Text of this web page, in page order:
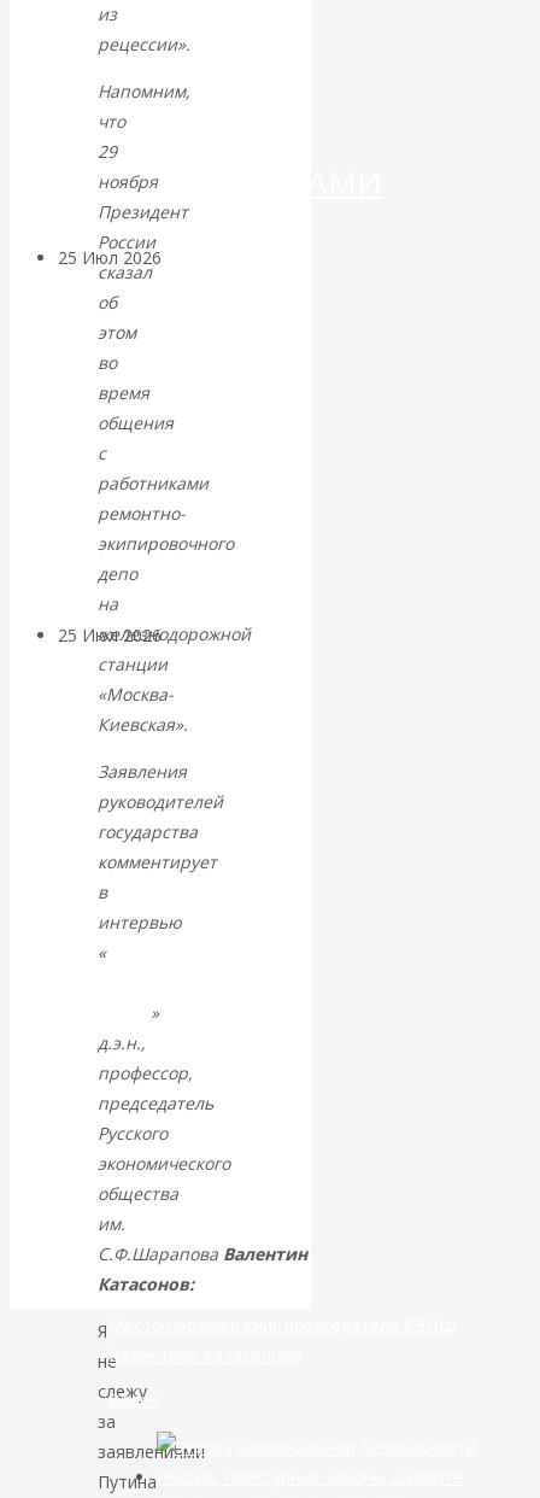
ДЕНЕГ»: КИТАЙ
ВЕДЁТ БОРЬБУ
КРИПТОВАЛЮТАМИ
25 Июл 2026
Валентин
КАтасонов.
Может ли
Америка
покинуть НАТО?
25 Июл 2026Комментарии,
интервью и беседы
«Об этом
молчат»:
экономист
Валентин
Катасонов
считает, что
кризис в
банковской
сфере России
уже начался
из
рецессии».
Напомним,
что
29
ноября
Президент
России
сказал
об
этом
во
время
общения
с
работниками
ремонтно-
экипировочного
депо
на
железнодорожной
станции
«Москва-
Киевская».
Заявления
руководителей
государства
комментирует
в
интервью
«Русской
»
д.э.н.,
профессор,
председатель
Русского
экономического
общества
им.
С.Ф.Шарапова Валентин
Катасонов:
Я
не
слежу
за
заявлениями
Путина
Валентина Катасонова
Видео